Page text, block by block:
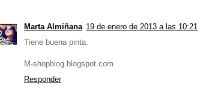
Marta Almiñana 19 de enero de 2013 a las 10:21
Tiene buena pinta.
M-shopblog.blogspot.com
Responder